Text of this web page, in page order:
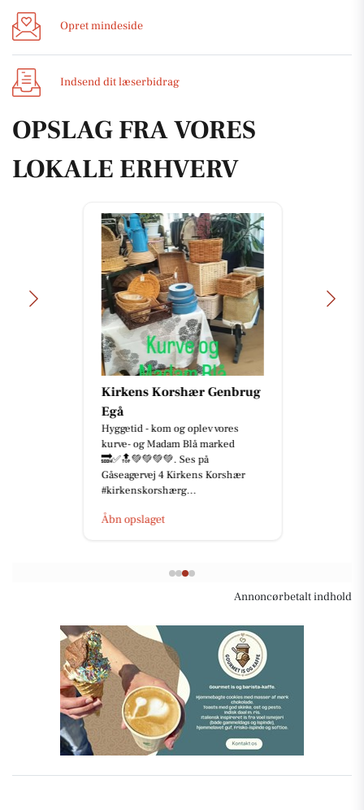
Opret mindeside
Indsend dit læserbidrag
OPSLAG FRA VORES
LOKALE ERHVERV
Kirkens Korshær Genbrug
Egå
Hyggetid - kom og oplev vores
kurve- og Madam Blå marked
🔜✅🔝💚💚💚💚. Ses på
Gåseagervej 4 Kirkens Korshær
#kirkenskorshærg...
Åbn opslaget
Annoncørbetalt indhold